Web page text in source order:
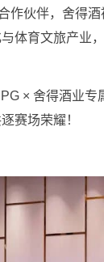
作伙伴，舍得
体育文旅产业
× 舍得酒业
赛场荣耀！